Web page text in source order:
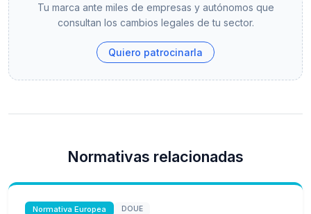
Tu marca ante miles de empresas y autónomos que
consultan los cambios legales de tu sector.
Quiero patrocinarla
Normativas relacionadas
Normativa Europea DOUE